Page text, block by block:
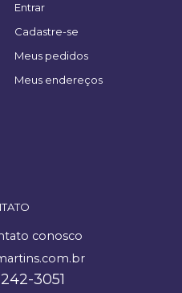
Entrar
Cadastre-se
Meus pedidos
Meus endereços
conosco
3051